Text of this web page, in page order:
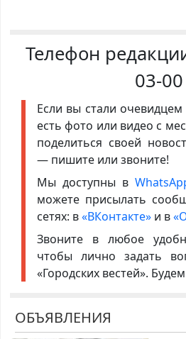
Телефон
03-00
Если вы стали
есть фото или видео с
поделиться своей
— пишите или звоните!
Мы доступны в
можете присылать
сетях: в«ВКонтакте»и в
Звоните в любое
чтобы лично задать
«Городских вестей».
ОБЪЯВЛЕНИЯ